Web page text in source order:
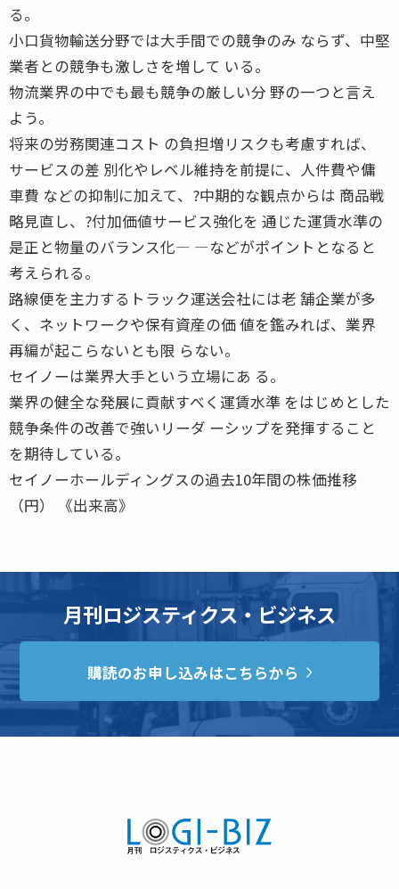
る。
小口貨物輸送分野では大手間での競争のみ ならず、中堅
業者との競争も激しさを増して いる。
物流業界の中でも最も競争の厳しい分 野の一つと言え
よう。
将来の労務関連コスト の負担増リスクも考慮すれば、
サービスの差 別化やレベル維持を前提に、人件費や傭
車費 などの抑制に加えて、?中期的な観点からは 商品戦
略見直し、?付加価値サービス強化を 通じた運賃水準の
是正と物量のバランス化― ―などがポイントとなると
考えられる。
路線便を主力するトラック運送会社には老 舗企業が多
く、ネットワークや保有資産の価 値を鑑みれば、業界
再編が起こらないとも限 らない。
セイノーは業界大手という立場にあ る。
業界の健全な発展に貢献すべく運賃水準 をはじめとした
競争条件の改善で強いリーダ ーシップを発揮すること
を期待している。
セイノーホールディングスの過去10年間の株価推移
（円） 《出来高》
月刊ロジスティクス・ビジネス
購読のお申し込みはこちらから